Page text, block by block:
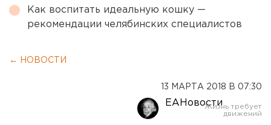
Как воспитать идеальную кошку —
рекомендации челябинских специалистов
← НОВОСТИ
13 МАРТА 2018 В 07:30
ЕАНовости